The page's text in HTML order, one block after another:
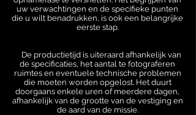
uw verwachtingen en de specifieke punten
die u wilt benadrukken, is ook een belangrijke
eerste stap.
De productietijd is uiteraard afhankelijk van
de specificaties, het aantal te fotograferen
ruimtes en eventuele technische problemen
die moeten worden opgelost. Het duurt
doorgaans enkele uren of meerdere dagen,
afhankelijk van de grootte van de vestiging en
de aard van de missie.